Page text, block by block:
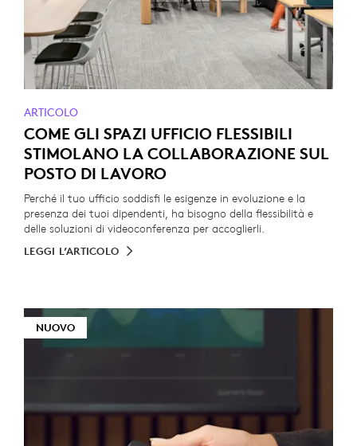
ARTICOLO
COME GLI SPAZI UFFICIO FLESSIBILI
STIMOLANO LA COLLABORAZIONE SUL
POSTO DI LAVORO
Perché il tuo ufficio soddisfi le esigenze in evoluzione e la
presenza dei tuoi dipendenti, ha bisogno della flessibilità e
delle soluzioni di videoconferenza per accoglierli.
LEGGI L’ARTICOLO
NUOVO